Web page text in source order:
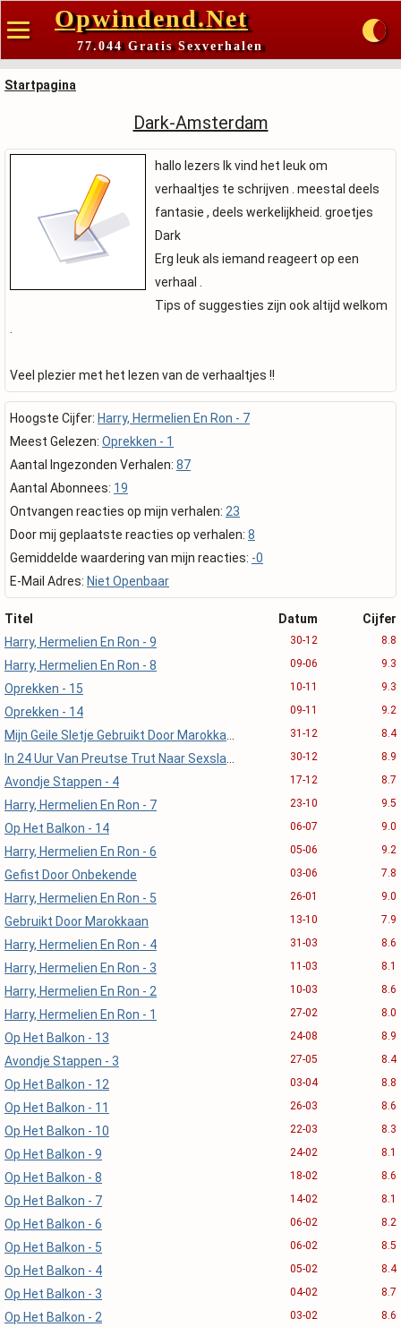
Opwindend.Net
77.044 Gratis Sexverhalen
Startpagina
Dark-Amsterdam
hallo lezers Ik vind het leuk om
verhaaltjes te schrijven . meestal deels
fantasie , deels werkelijkheid. groetjes
Dark
Erg leuk als iemand reageert op een
verhaal .
Tips of suggesties zijn ook altijd welkom
Veel plezier met het lezen van de verhaaltjes !!
Hoogste Cijfer: Harry, Hermelien En Ron - 7
Meest Gelezen: Oprekken - 1
Aantal Ingezonden Verhalen: 87
Aantal Abonnees: 19
Ontvangen reacties op mijn verhalen: 23
Door mij geplaatste reacties op verhalen: 8
Gemiddelde waardering van mijn reacties: -0
E-Mail Adres: Niet Openbaar
Titel Datum
Cijfer
Harry, Hermelien En Ron - 9
30-12 8.8
Harry, Hermelien En Ron - 8 09-06 9.3
Oprekken - 15 10-11 9.3
Oprekken - 14 09-11 9.2
31-12 8.4
30-12 8.9
Avondje Stappen - 4 17-12 8.7
Harry, Hermelien En Ron - 7 23-10 9.5
Op Het Balkon - 14 06-07 9.0
Harry, Hermelien En Ron - 6 05-06 9.2
Gefist Door Onbekende 03-06 7.8
Harry, Hermelien En Ron - 5 26-01 9.0
Gebruikt Door Marokkaan 13-10 7.9
Harry, Hermelien En Ron - 4 31-03 8.6
Harry, Hermelien En Ron - 3 11-03 8.1
Harry, Hermelien En Ron - 2 10-03 8.6
Harry, Hermelien En Ron - 1 27-02 8.0
Op Het Balkon - 13 24-08 8.9
Avondje Stappen - 3 27-05 8.4
Op Het Balkon - 12 03-04 8.8
Op Het Balkon - 11 26-03 8.6
Op Het Balkon - 10 22-03 8.3
Op Het Balkon - 9 24-02 8.1
Op Het Balkon - 8 18-02 8.6
Op Het Balkon - 7 14-02 8.1
Op Het Balkon - 6 06-02 8.2
Op Het Balkon - 5 06-02 8.5
Op Het Balkon - 4 05-02 8.4
Op Het Balkon - 3 04-02 8.7
Op Het Balkon - 2 03-02 8.6